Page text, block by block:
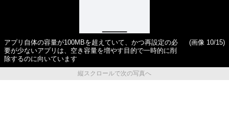
アプリ自体の容量が100MBを超えていて、かつ再設定の必
要が少ないアプリは、空き容量を増やす目的で一時的に削
除するのに向いています
(画像 10/15)
縦スクロールで次の写真へ